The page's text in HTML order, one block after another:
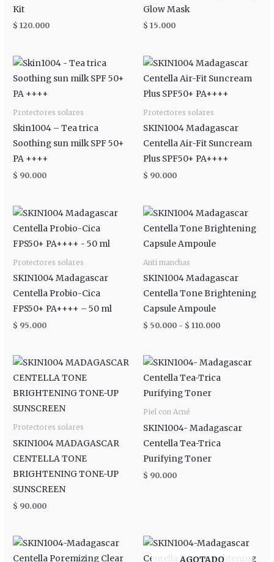
Kit
$ 120.000
Glow Mask
$ 15.000
Protectores solares
Skin1004 – Tea trica
Soothing sun milk SPF 50+
PA ++++
$ 90.000
Protectores solares
SKIN1004 Madagascar
Centella Air-Fit Suncream
Plus SPF50+ PA++++
$ 90.000
Protectores solares
SKIN1004 Madagascar
Centella Probio-Cica
FPS50+ PA++++ – 50 ml
$ 95.000
Anti manchas
SKIN1004 Madagascar
Centella Tone Brightening
Capsule Ampoule
$ 50.000 - $ 110.000
Rango
de
precios:
Protectores solares
SKIN1004 MADAGASCAR
CENTELLA TONE
BRIGHTENING TONE-UP
SUNSCREEN
$ 90.000
Piel con Acné
SKIN1004- Madagascar
Centella Tea-Trica
Purifying Toner
$ 90.000